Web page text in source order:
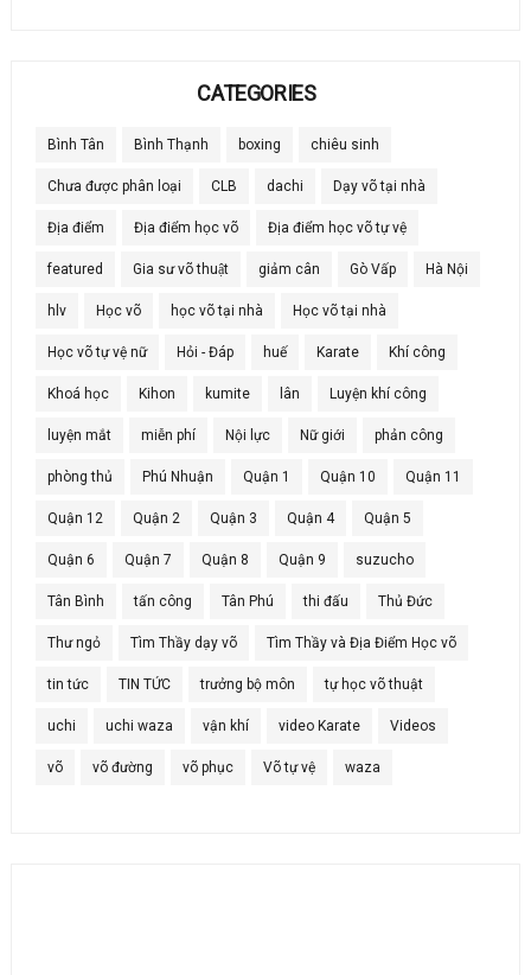
CATEGORIES
Bình Tân Bình Thạnh boxing chiêu sinh
Chưa được phân loại CLB dachi Dạy võ tại nhà
Địa điểm Địa điểm học võ Địa điểm học võ tự vệ
featured Gia sư võ thuật giảm cân Gò Vấp Hà Nội
hlv Học võ học võ tại nhà Học võ tại nhà
Học võ tự vệ nữ Hỏi - Đáp huế Karate Khí công
Khoá học Kihon kumite lân Luyện khí công
luyện mắt miễn phí Nội lực Nữ giới phản công
phòng thủ Phú Nhuận Quận 1 Quận 10 Quận 11
Quận 12 Quận 2 Quận 3 Quận 4 Quận 5
Quận 6 Quận 7 Quận 8 Quận 9 suzucho
Tân Bình tấn công Tân Phú thi đấu Thủ Đức
Thư ngỏ Tìm Thầy dạy võ Tìm Thầy và Địa Điểm Học võ
tin tức TIN TỨC trưởng bộ môn tự học võ thuật
uchi uchi waza vận khí video Karate Videos
võ võ đường võ phục Võ tự vệ waza